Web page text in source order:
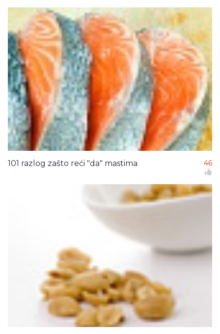
101 razlog zašto reći "da" mastima 46